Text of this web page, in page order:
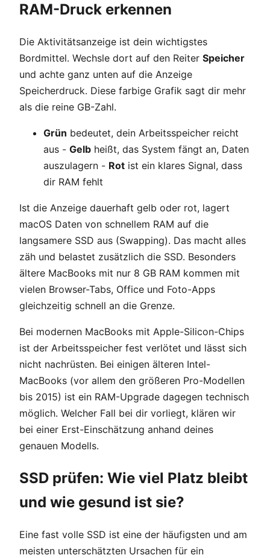
RAM-Druck erkennen
Die Aktivitätsanzeige ist dein wichtigstes
Bordmittel. Wechsle dort auf den Reiter Speicher
und achte ganz unten auf die Anzeige
Speicherdruck. Diese farbige Grafik sagt dir mehr
als die reine GB-Zahl.
Grün bedeutet, dein Arbeitsspeicher reicht
aus - Gelb heißt, das System fängt an, Daten
auszulagern - Rot ist ein klares Signal, dass
dir RAM fehlt
Ist die Anzeige dauerhaft gelb oder rot, lagert
macOS Daten von schnellem RAM auf die
langsamere SSD aus (Swapping). Das macht alles
zäh und belastet zusätzlich die SSD. Besonders
ältere MacBooks mit nur 8 GB RAM kommen mit
vielen Browser-Tabs, Office und Foto-Apps
gleichzeitig schnell an die Grenze.
Bei modernen MacBooks mit Apple-Silicon-Chips
ist der Arbeitsspeicher fest verlötet und lässt sich
nicht nachrüsten. Bei einigen älteren Intel-
MacBooks (vor allem den größeren Pro-Modellen
bis 2015) ist ein RAM-Upgrade dagegen technisch
möglich. Welcher Fall bei dir vorliegt, klären wir
bei einer Erst-Einschätzung anhand deines
genauen Modells.
SSD prüfen: Wie viel Platz bleibt
und wie gesund ist sie?
Eine fast volle SSD ist eine der häufigsten und am
meisten unterschätzten Ursachen für ein